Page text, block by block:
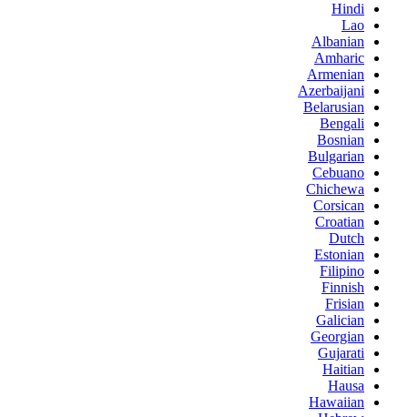
Hindi
Lao
Albanian
Amharic
Armenian
Azerbaijani
Belarusian
Bengali
Bosnian
Bulgarian
Cebuano
Chichewa
Corsican
Croatian
Dutch
Estonian
Filipino
Finnish
Frisian
Galician
Georgian
Gujarati
Haitian
Hausa
Hawaiian